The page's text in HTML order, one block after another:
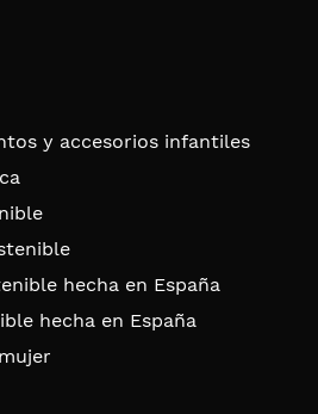
y accesorios infantiles
hecha en España
hecha en España